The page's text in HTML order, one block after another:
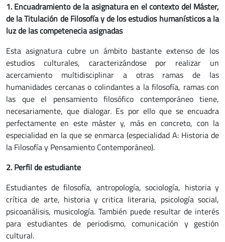
1. Encuadramiento de la asignatura en el contexto del Máster,
de la Titulación de Filosofía y de los estudios humanísticos a la
luz de las competenecia asignadas
Esta asignatura cubre un ámbito bastante extenso de los
estudios culturales, caracterizándose por realizar un
acercamiento multidisciplinar a otras ramas de las
humanidades cercanas o colindantes a la filosofía, ramas con
las que el pensamiento filosófico contemporáneo tiene,
necesariamente, que dialogar. Es por ello que se encuadra
perfectamente en este máster y, más en concreto, con la
especialidad en la que se enmarca (especialidad A: Historia de
la Filosofía y Pensamiento Contemporáneo).
2. Perfil de estudiante
Estudiantes de filosofía, antropología, sociología, historia y
crítica de arte, historia y critica literaria, psicología social,
psicoanálisis, musicología. También puede resultar de interés
para estudiantes de periodismo, comunicación y gestión
cultural.